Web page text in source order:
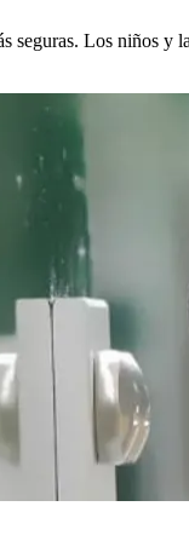
seguras. Los niños